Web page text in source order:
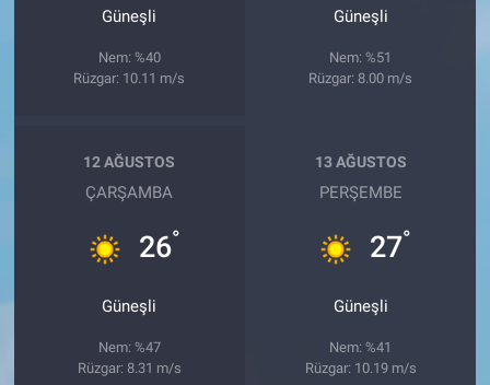
Güneşli
Nem: %40
Rüzgar: 10.11 m/s
Güneşli
Nem: %51
Rüzgar: 8.00 m/s
12 AĞUSTOS
ÇARŞAMBA
26°
Güneşli
Nem: %47
Rüzgar: 8.31 m/s
13 AĞUSTOS
PERŞEMBE
27°
Güneşli
Nem: %41
Rüzgar: 10.19 m/s